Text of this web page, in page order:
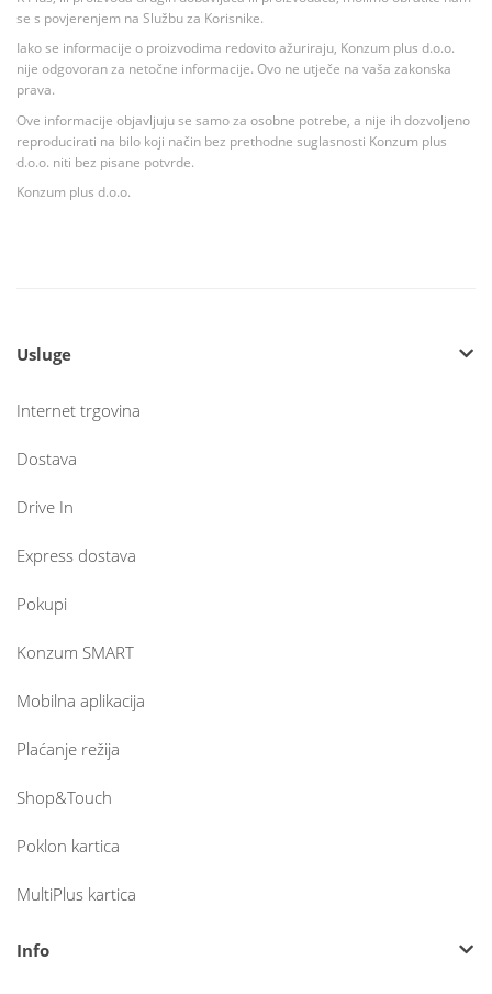
se s povjerenjem na Službu za Korisnike.
Iako se informacije o proizvodima redovito ažuriraju, Konzum plus d.o.o.
nije odgovoran za netočne informacije. Ovo ne utječe na vaša zakonska
prava.
Ove informacije objavljuju se samo za osobne potrebe, a nije ih dozvoljeno
reproducirati na bilo koji način bez prethodne suglasnosti Konzum plus
d.o.o. niti bez pisane potvrde.
Konzum plus d.o.o.
Usluge
Internet trgovina
Dostava
Drive In
Express dostava
Pokupi
Konzum SMART
Mobilna aplikacija
Plaćanje režija
Shop&Touch
Poklon kartica
MultiPlus kartica
Info